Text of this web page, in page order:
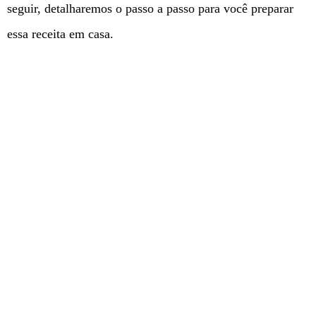
seguir, detalharemos o passo a passo para você preparar
essa receita em casa.